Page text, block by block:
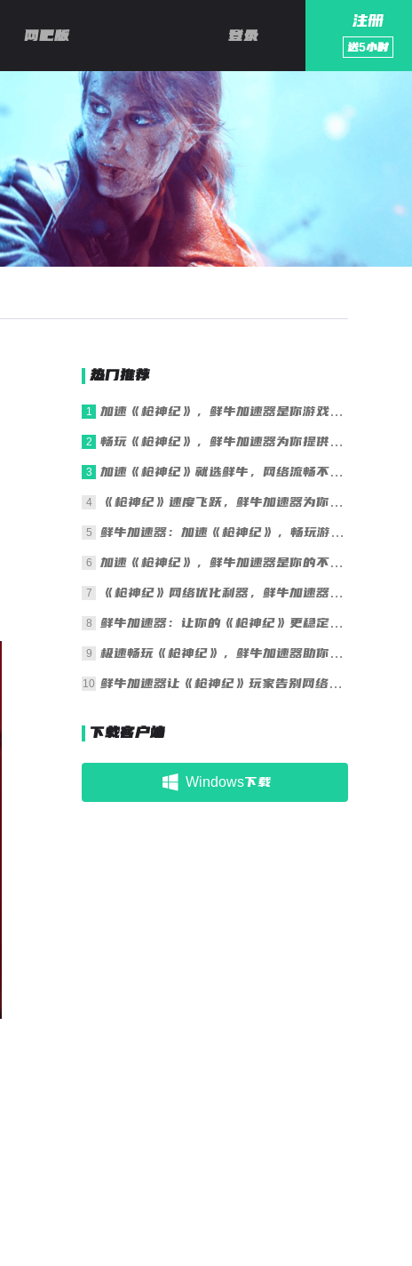
网吧版 登录
注册
送5小时
热门推荐
1 加速《枪神纪》，鲜牛加速器是你游戏的好伙伴
2 畅玩《枪神纪》，鲜牛加速器为你提供稳定加速服务
3 加速《枪神纪》就选鲜牛，网络流畅不再愁
4 《枪神纪》速度飞跃，鲜牛加速器为你保驾护航
5 鲜牛加速器：加速《枪神纪》，畅玩游戏无烦恼
6 加速《枪神纪》，鲜牛加速器是你的不二之选
7 《枪神纪》网络优化利器，鲜牛加速器助战无敌
8 鲜牛加速器：让你的《枪神纪》更稳定，更快速
9 极速畅玩《枪神纪》，鲜牛加速器助你一臂之力
10 鲜牛加速器让《枪神纪》玩家告别网络困扰
下载客户端
Windows下载